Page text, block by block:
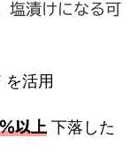
塩漬けになる可
活用
以上 下落した